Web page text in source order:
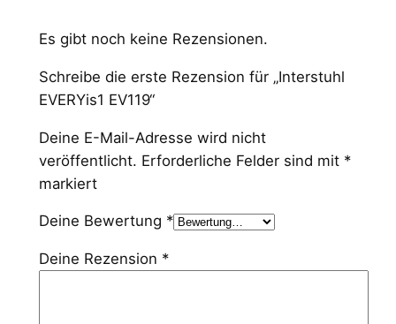
Es gibt noch keine Rezensionen.
Schreibe die erste Rezension für „Interstuhl
EVERYis1 EV119“
Deine E-Mail-Adresse wird nicht
veröffentlicht. Erforderliche Felder sind mit *
markiert
Deine Bewertung *
Deine Rezension *